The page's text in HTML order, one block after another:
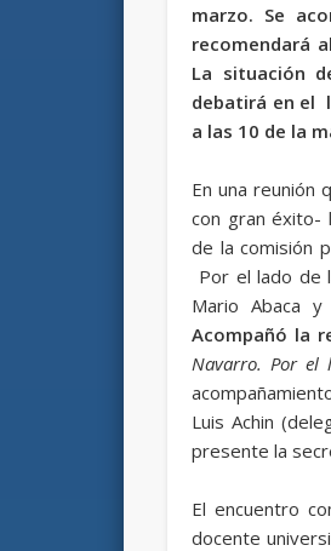
marzo. Se
recomendará
La situación
debatirá en el
a las 10 de la
En una reunión
con gran éxito-
de la comisión
Por el lado de
Mario Abaca y
Acompañó la
Navarro. Por el
Luis Achin
presente la
El encuentro
docente